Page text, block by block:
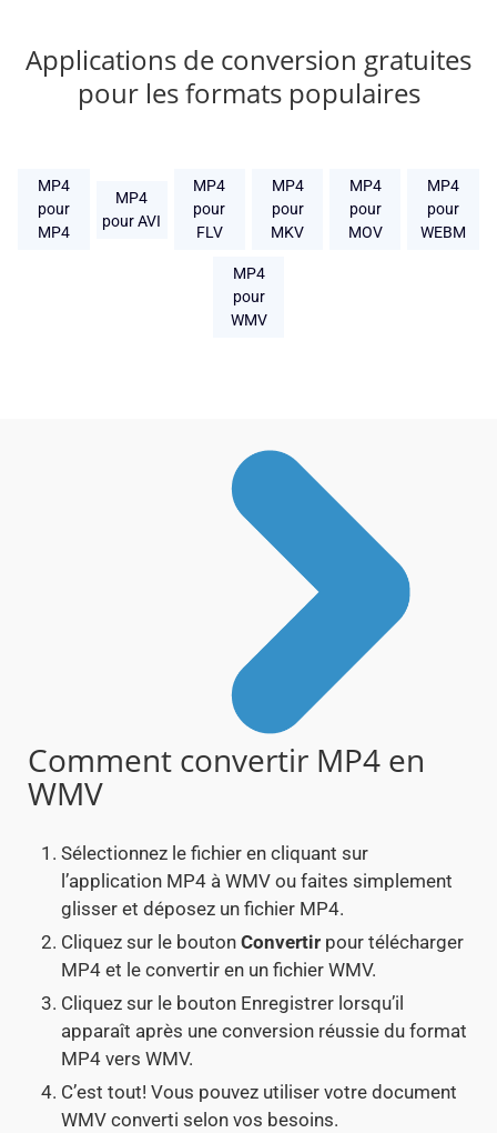
Applications de conversion gratuites
pour les formats populaires
MP4
pour
MP4
MP4
pour AVI
MP4
pour
FLV
MP4
pour
MKV
MP4
pour
MOV
MP4
pour
WEBM
MP4
pour
WMV
Comment convertir MP4 en
WMV
Sélectionnez le fichier en cliquant sur
l’application MP4 à WMV ou faites simplement
glisser et déposez un fichier MP4.
Cliquez sur le bouton Convertir pour télécharger
MP4 et le convertir en un fichier WMV.
Cliquez sur le bouton Enregistrer lorsqu’il
apparaît après une conversion réussie du format
MP4 vers WMV.
C’est tout! Vous pouvez utiliser votre document
WMV converti selon vos besoins.